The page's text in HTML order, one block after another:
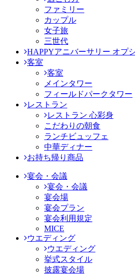
ファミリー
カップル
女子旅
三世代
HAPPYアニバーサリー オプ
客室
客室
メインタワー
フィールドパークタワー
レストラン
レストラン 心彩身
こだわりの朝食
ランチビュッフェ
中華ディナー
お持ち帰り商品
宴会・会議
宴会・会議
宴会場
宴会プラン
宴会利用規定
MICE
ウエディング
ウエディング
挙式スタイル
披露宴会場